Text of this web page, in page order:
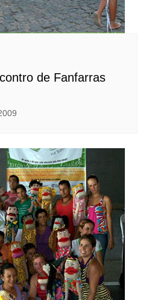
de Fanfarras